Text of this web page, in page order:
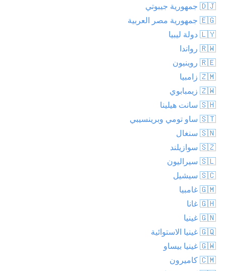
🇩🇯 جمهورية جيبوتي
🇪🇬 جمهورية مصر العربية
🇱🇾 دولة ليبيا
🇷🇼 رواندا
🇷🇪 روينيون
🇿🇲 زامبيا
🇿🇼 زيمبابوي
🇸🇭 سانت هيلينا
🇸🇹 ساو تومي وبرينسيبي
🇸🇳 سنغال
🇸🇿 سوازيلند
🇸🇱 سيراليون
🇸🇨 سيشيل
🇬🇲 غامبيا
🇬🇭 غانا
🇬🇳 غينيا
🇬🇶 غينيا الاستوائية
🇬🇼 غينيا بيساو
🇨🇲 كاميرون